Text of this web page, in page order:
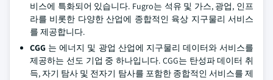
비스에 특화되어 있습니다. Fugro는 석유 및 가스, 광업, 인프
라를 비롯한 다양한 산업에 종합적인 육상 지구물리 서비스
를 제공합니다.
CGG 는 에너지 및 광업 산업에 지구물리 데이터와 서비스를
제공하는 선도 기업 중 하나입니다. CGG는 탄성파 데이터 취
득, 자기 탐사 및 전자기 탐사를 포함한 종합적인 서비스를 제